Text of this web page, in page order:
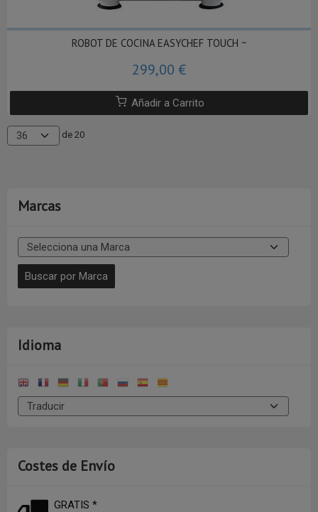
Marcas
Idioma
Costes de Envío
GRATIS *
ROBOT DE COCINA EASYCHEF TOUCH ~
299,00 €
Añadir a Carrito
de 20